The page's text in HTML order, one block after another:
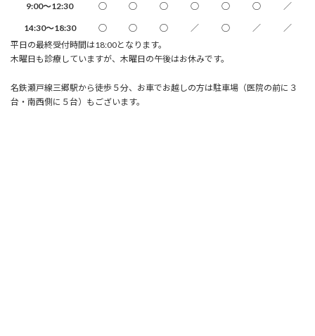
9:00～12:30 ○ ○ ○ ○ ○ ○ ／
14:30～18:30 ○ ○ ○ ／ ○ ／
／
平日の最終受付時間は18:00となります。
木曜日も診療していますが、木曜日の午後はお休みです。
名鉄瀬戸線三郷駅から徒歩５分、お車でお越しの方は駐車場（医院の前に３
台・南西側に５台）もございます。